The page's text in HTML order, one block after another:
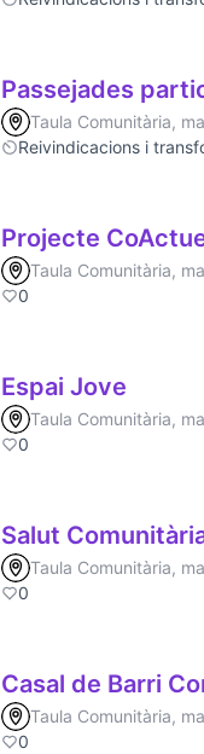
Passejades
Taula Comunitària,
Reivindicacions i
Projecte
Taula Comunitària,
0
Espai Jove
Taula Comunitària,
0
Salut
Taula Comunitària,
0
Casal de Barri
Taula Comunitària,
0